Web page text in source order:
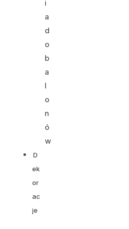
i
a
d
o
b
a
l
o
n
ó
w
D
ek
or
ac
je